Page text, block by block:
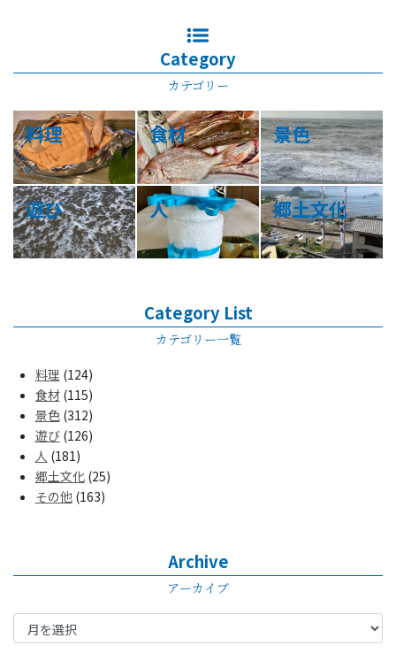
Category
カテゴリー
料理 食材 景色
遊び 人 郷土文化
Category List
カテゴリー一覧
料理 (124)
食材(115)
景色(312)
遊び(126)
人 (181)
郷土文化(25)
その他(163)
Archive
アーカイブ